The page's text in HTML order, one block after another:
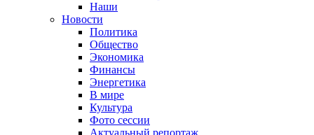
Наши
Новости
Политика
Общество
Экономика
Финансы
Энергетика
В мире
Культура
Фото сессии
Актуальный репортаж